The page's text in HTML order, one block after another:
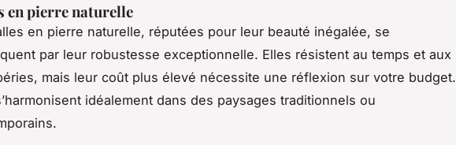
en pierre naturelle
en pierre naturelle, réputées pour leur beauté inégalée, se
par leur robustesse exceptionnelle. Elles résistent au temps et aux
mais leur coût plus élevé nécessite une réflexion sur votre budget.
idéalement dans des paysages traditionnels ou